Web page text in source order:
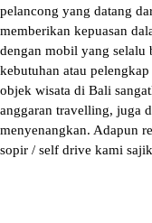
pelancong yang datang
memberikan kepuasan
dengan mobil yang selalu
kebutuhan atau
objek wisata di Bali
anggaran travelling, juga
menyenangkan. Adapun
sopir / self drive kami